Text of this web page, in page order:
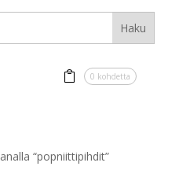
0 kohdetta
“popniittipihdit”